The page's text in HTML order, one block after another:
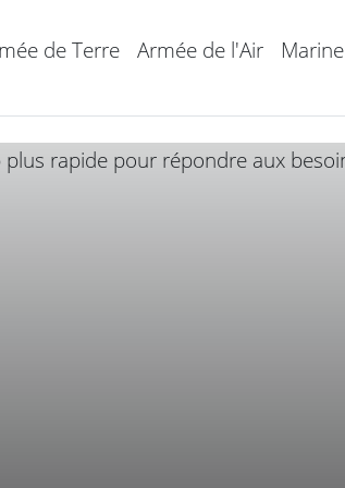
de Terre Armée de l'Air Marine